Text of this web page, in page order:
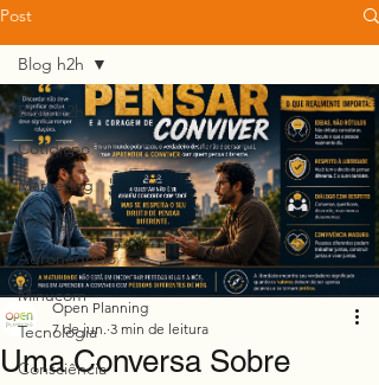
Post
Blog h2h
Cotidiano
Marketing
Finanças
Agronegócio
Minucom
Tecnologia
Consciência
Blog h2h
Uma Conversa Sobre
Open Planning
7 de jun. 3 min de leitura